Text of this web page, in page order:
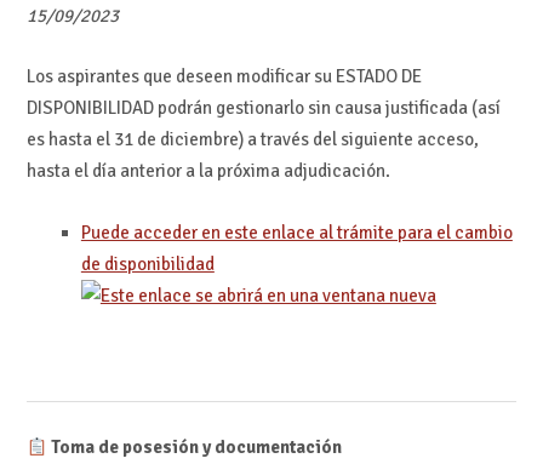
15/09/2023
Los aspirantes que deseen modificar su ESTADO DE
DISPONIBILIDAD podrán gestionarlo sin causa justificada (así
es hasta el 31 de diciembre) a través del siguiente acceso,
hasta el día anterior a la próxima adjudicación.
Puede acceder en este enlace al trámite para el cambio
de disponibilidad
Toma de posesión y documentación